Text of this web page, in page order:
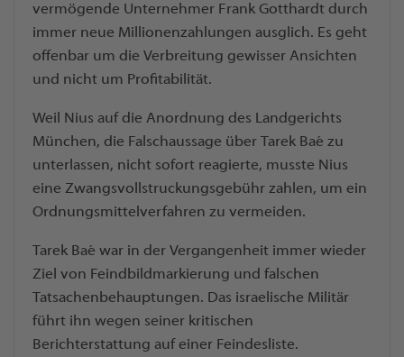
vermögende Unternehmer Frank Gotthardt durch
immer neue Millionenzahlungen ausglich. Es geht
offenbar um die Verbreitung gewisser Ansichten
und nicht um Profitabilität.
Weil Nius auf die Anordnung des Landgerichts
München, die Falschaussage über Tarek Baé zu
unterlassen, nicht sofort reagierte, musste Nius
eine Zwangsvollstruckungsgebühr zahlen, um ein
Ordnungsmittelverfahren zu vermeiden.
Tarek Baé war in der Vergangenheit immer wieder
Ziel von Feindbildmarkierung und falschen
Tatsachenbehauptungen. Das israelische Militär
führt ihn wegen seiner kritischen
Berichterstattung auf einer Feindesliste.